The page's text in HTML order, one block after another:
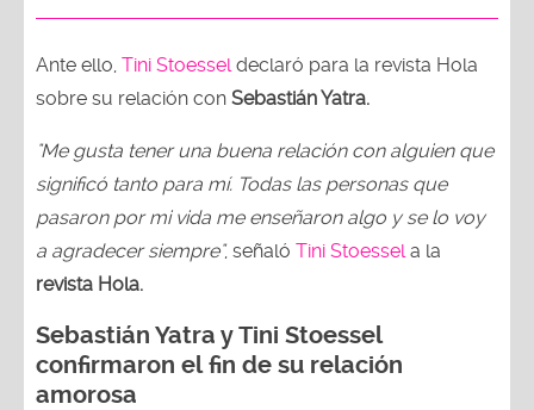
Ante ello, Tini Stoessel declaró para la revista Hola
sobre su relación con Sebastián Yatra.
"Me gusta tener una buena relación con alguien que
significó tanto para mí. Todas las personas que
pasaron por mi vida me enseñaron algo y se lo voy
a agradecer siempre", señaló Tini Stoessel a la
revista Hola.
Sebastián Yatra y Tini Stoessel
confirmaron el fin de su relación
amorosa